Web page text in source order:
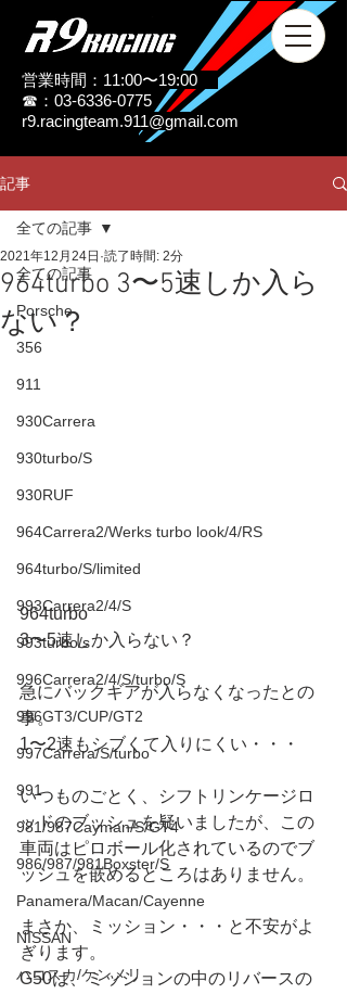
営業時間：11:00〜19:00
☎：03-6336-0775
r9.racingteam.911@gmail.com
記事
全ての記事
Porsche
356
911
930Carrera
930turbo/S
930RUF
964Carrera2/Werks turbo look/4/RS
964turbo/S/limited
993Carrera2/4/S
993turbo/s
996Carrera2/4/S/turbo/S
996GT3/CUP/GT2
997Carrera/S/turbo
991
981/987Cayman/S/GT4
986/987/981Boxster/S
Panamera/Macan/Cayenne
NISSAN
ハコスカ/ケンメリ
全ての記事
964turbo 3〜5速しか入ら
ない？
2021年12月24日 読了時間: 2分
964turbo
3〜5速しか入らない？
急にバックギアが入らなくなったとの
事。
1〜2速もシブくて入りにくい・・・
いつものごとく、シフトリンケージロ
ッドのブッシュを疑いましたが、この
車両はピロボール化されているのでブ
ッシュを嵌めるところはありません。
まさか、ミッション・・・と不安がよ
ぎります。
G50は、ミッションの中のリバースの